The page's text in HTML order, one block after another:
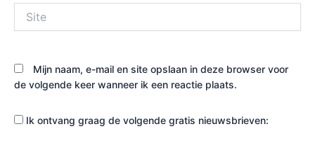
Mijn naam, e-mail en site opslaan in deze browser voor
de volgende keer wanneer ik een reactie plaats.
Ik ontvang graag de volgende gratis nieuwsbrieven: